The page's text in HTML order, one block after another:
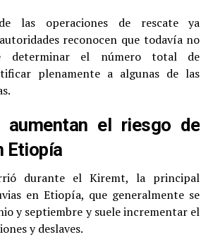
las operaciones de rescate ya
reconocen que todavía no
determinar el número total de
plenamente a algunas de las
aumentan el riesgo de
Etiopía
durante el Kiremt, la principal
en Etiopía, que generalmente se
y septiembre y suele incrementar el
y deslaves.